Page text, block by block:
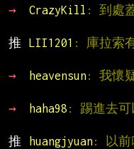
→
CrazyKill : 到處
推
LII1201 : 庫拉索
→
heavensun: 我懷
→
haha98 : 踢進去可
推
huangjyuan: 以前